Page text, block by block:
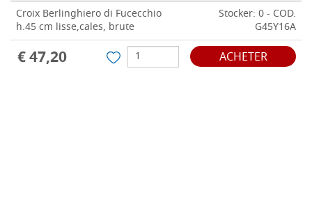
Croix Berlinghiero di Fucecchio
h.45 cm lisse,cales, brute
Stocker: 0 - COD.
G45Y16A
€ 47,20 ACHETER